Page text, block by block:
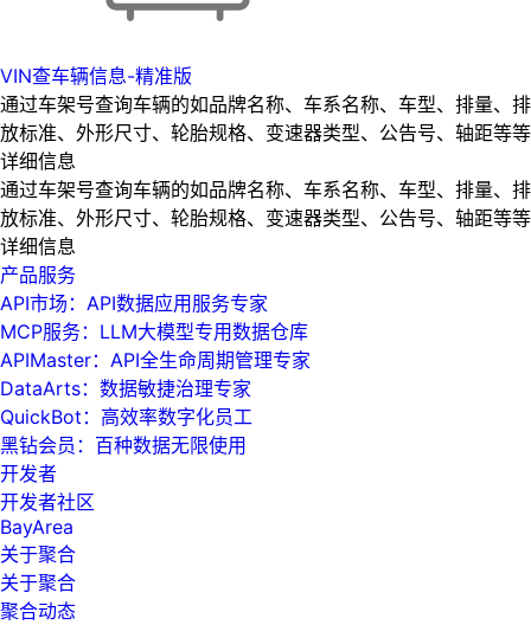
VIN查车辆信息-精准版
通过车架号查询车辆的如品牌名称、车系名称、车型、排量、排
放标准、外形尺寸、轮胎规格、变速器类型、公告号、轴距等等
详细信息
通过车架号查询车辆的如品牌名称、车系名称、车型、排量、排
放标准、外形尺寸、轮胎规格、变速器类型、公告号、轴距等等
详细信息
产品服务
API市场：API数据应用服务专家
MCP服务：LLM大模型专用数据仓库
APIMaster：API全生命周期管理专家
DataArts：数据敏捷治理专家
QuickBot：高效率数字化员工
黑钻会员：百种数据无限使用
开发者
开发者社区
BayArea
关于聚合
关于聚合
聚合动态